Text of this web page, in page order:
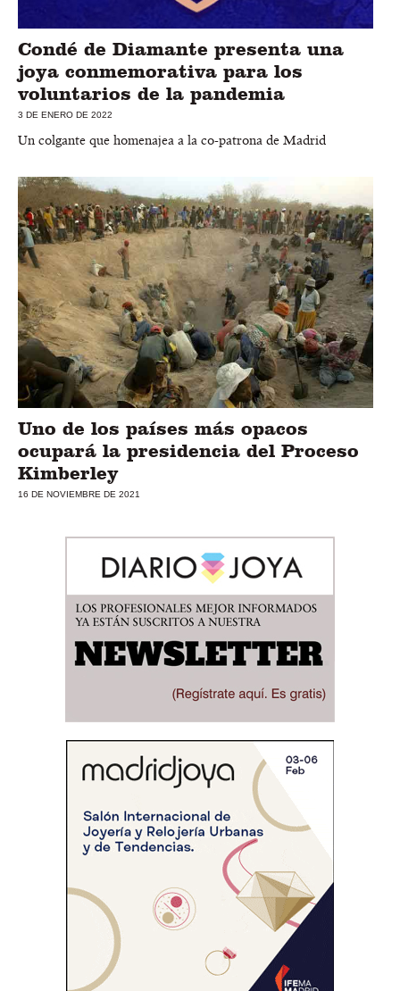
Condé de Diamante presenta una
joya conmemorativa para los
voluntarios de la pandemia
3 DE ENERO DE 2022
Un colgante que homenajea a la co-patrona de Madrid
Uno de los países más opacos
ocupará la presidencia del Proceso
Kimberley
16 DE NOVIEMBRE DE 2021